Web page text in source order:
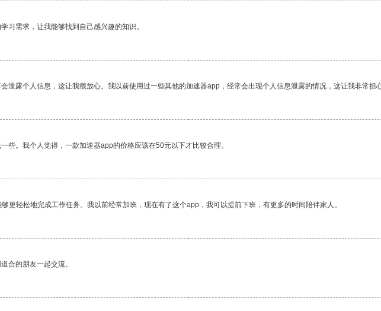
习需求，让我能够找到自己感兴趣的知识。
泄露个人信息，这让我很放心。我以前使用过一些其他的加速器app，经常会出现个人信息泄露的情况，这让我非常担心
些。我个人觉得，一款加速器app的价格应该在50元以下才比较合理。
更轻松地完成工作任务。我以前经常加班，现在有了这个app，我可以提前下班，有更多的时间陪伴家人。
合的朋友一起交流。